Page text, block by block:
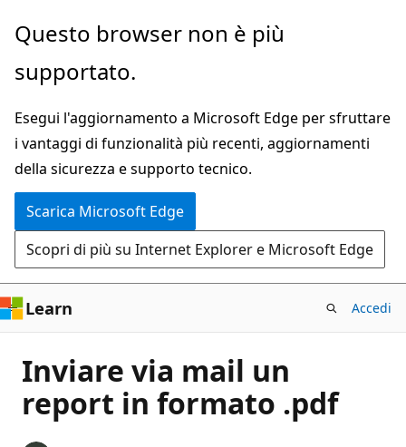
Ignora
passa
contenuto
principale
Questo browser non è più
supportato.
Esegui l'aggiornamento a Microsoft Edge per sfruttare
i vantaggi di funzionalità più recenti, aggiornamenti
della sicurezza e supporto tecnico.
Scarica Microsoft Edge
Scopri di più su Internet Explorer e Microsoft Edge
Learn Accedi
Inviare via mail un
report in formato .pdf